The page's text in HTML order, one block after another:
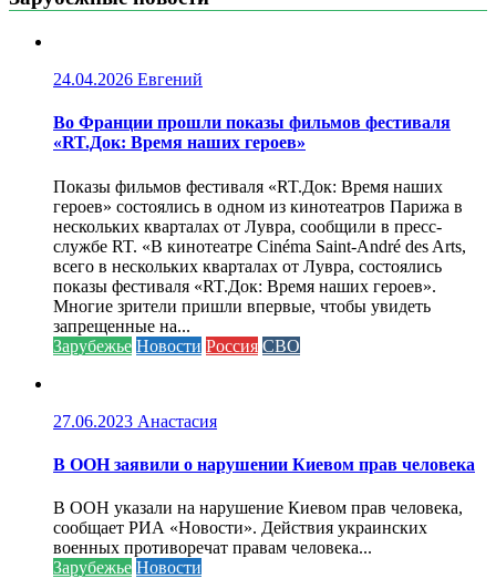
24.04.2026 Евгений
Во Франции прошли показы фильмов фестиваля
«RT.Док: Время наших героев»
Показы фильмов фестиваля «RT.Док: Время наших
героев» состоялись в одном из кинотеатров Парижа в
нескольких кварталах от Лувра, сообщили в пресс-
службе RT. «В кинотеатре Cinéma Saint-André des Arts,
всего в нескольких кварталах от Лувра, состоялись
показы фестиваля «RT.Док: Время наших героев».
Многие зрители пришли впервые, чтобы увидеть
запрещенные на...
Зарубежье Новости Россия СВО
27.06.2023 Анастасия
В ООН заявили о нарушении Киевом прав человека
В ООН указали на нарушение Киевом прав человека,
сообщает РИА «Новости». Действия украинских
военных противоречат правам человека...
Зарубежье Новости